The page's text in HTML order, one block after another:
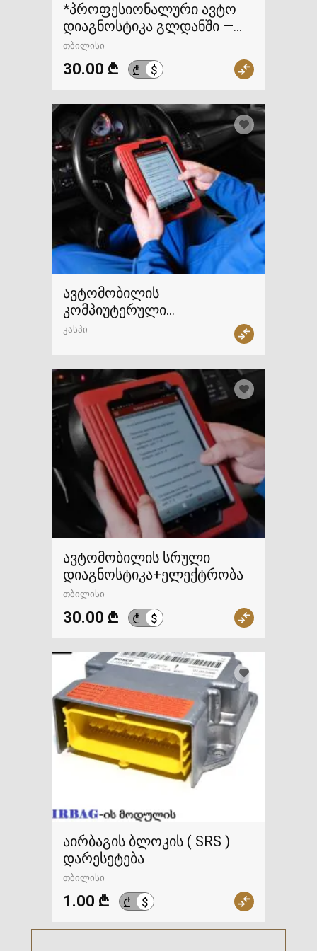
*პროფესიონალური ავტო
დიაგნოსტიკა გლდანში —
ადგილზე გამოძახებ
თბილისი
30.00 ₾ ₾ $
ავტომობილის
კომპიუტერული
დიაგნოსტიკა
კასპი
ავტომობილის სრული
დიაგნოსტიკა+ელექტრობა
თბილისი
30.00 ₾ ₾ $
აირბაგის ბლოკის ( SRS )
დარესეტება
თბილისი
1.00 ₾ ₾ $